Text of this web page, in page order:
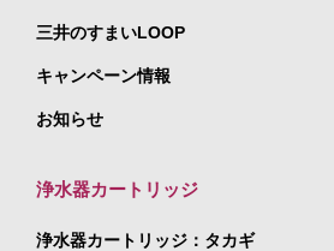
三井のすまいLOOP
キャンペーン情報
お知らせ
浄水器カートリッジ
浄水器カートリッジ：タカギ